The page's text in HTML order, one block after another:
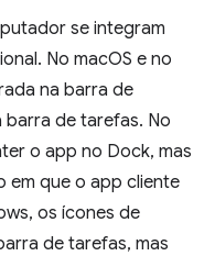
se integram
No macOS e no
na barra de
de tarefas. No
o app no Dock, mas
em que o app cliente
os ícones de
de tarefas, mas